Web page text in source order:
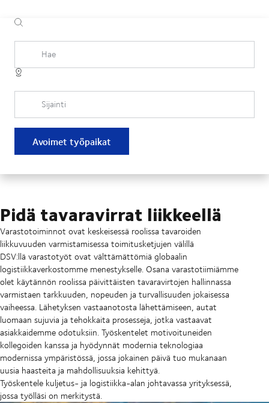
Hae
Sijainti
Avoimet työpaikat
Pidä tavaravirrat liikkeellä
Varastotoiminnot ovat keskeisessä roolissa tavaroiden
liikkuvuuden varmistamisessa toimitusketjujen välillä
DSV:llä varastotyöt ovat välttämättömiä globaalin
logistiikkaverkostomme menestykselle. Osana varastotiimiämme
olet käytännön roolissa päivittäisten tavaravirtojen hallinnassa
varmistaen tarkkuuden, nopeuden ja turvallisuuden jokaisessa
vaiheessa. Lähetyksen vastaanotosta lähettämiseen, autat
luomaan sujuvia ja tehokkaita prosesseja, jotka vastaavat
asiakkaidemme odotuksiin. Työskentelet motivoituneiden
kollegoiden kanssa ja hyödynnät modernia teknologiaa
modernissa ympäristössä, jossa jokainen päivä tuo mukanaan
uusia haasteita ja mahdollisuuksia kehittyä.
Työskentele kuljetus- ja logistiikka-alan johtavassa yrityksessä,
jossa työlläsi on merkitystä.